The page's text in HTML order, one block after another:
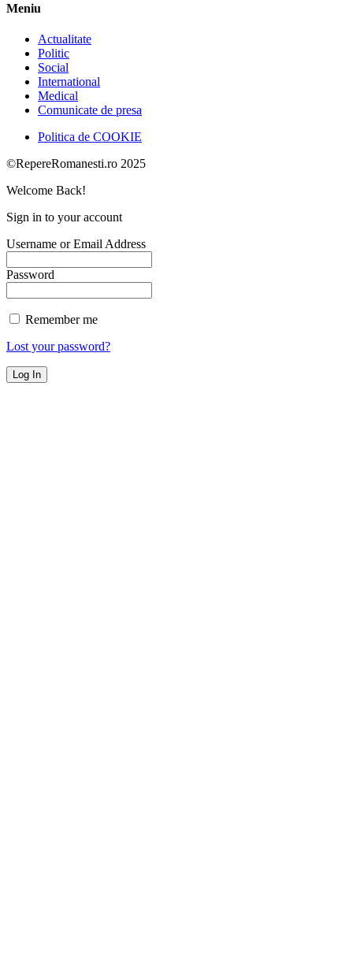
Meniu
Actualitate
Politic
Social
International
Medical
Comunicate de presa
Politica de COOKIE
©RepereRomanesti.ro 2025
Welcome Back!
Sign in to your account
Username or Email Address
Password
Remember me
Lost your password?